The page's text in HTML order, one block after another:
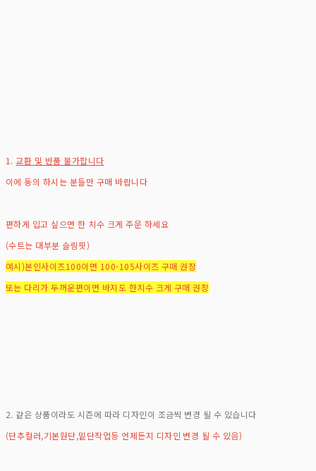
1.교환 및 반품 불가합니다
이에 동의 하시는 분들만 구매 바랍니다
편하게 입고 싶으면 한 치수 크게 주문 하세요
(수트는 대부분 슬림핏)
예시)본인사이즈100이면 100-105사이즈 구매 권장
또는 다리가 두꺼운편이면 바지도 한치수 크게 구매 권장
2. 같은 상품이라도 시즌에 따라 디자인이 조금씩 변경 될 수 있습니다
(단추컬러,기본원단,밑단작업등 언제든지 디자인 변경 될 수 있음)